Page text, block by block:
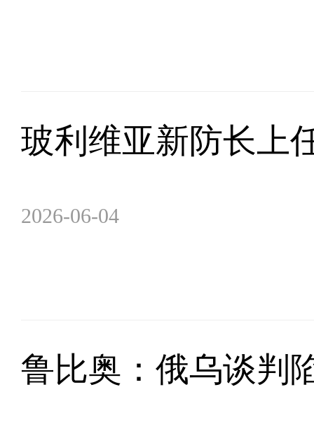
玻利维亚新防长
2026-06-04
鲁比奥：俄乌谈